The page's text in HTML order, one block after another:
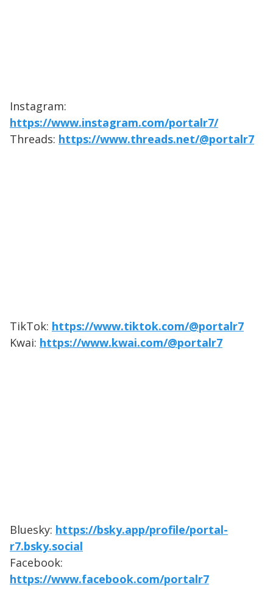
Instagram:
https://www.instagram.com/portalr7/
Threads: https://www.threads.net/@portalr7
TikTok: https://www.tiktok.com/@portalr7
Kwai: https://www.kwai.com/@portalr7
Bluesky: https://bsky.app/profile/portal-
r7.bsky.social
Facebook:
https://www.facebook.com/portalr7